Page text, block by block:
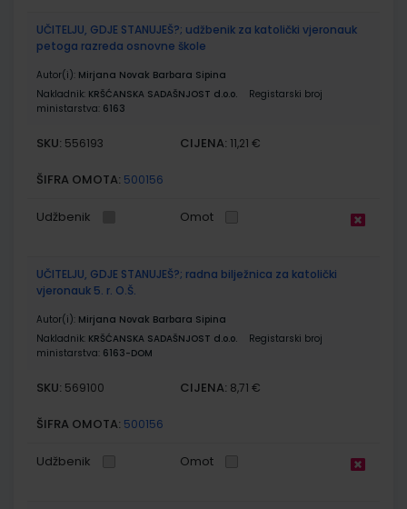
UČITELJU, GDJE STANUJEŠ?; udžbenik za katolički vjeronauk
petoga razreda osnovne škole
Autor(i): Mirjana Novak Barbara Sipina
Nakladnik: KRŠĆANSKA SADAŠNJOST d.o.o.
Registarski broj
ministarstva: 6163
SKU: 556193 CIJENA: 11,21 €
ŠIFRA OMOTA: 500156
Udžbenik Omot
UČITELJU, GDJE STANUJEŠ?; radna bilježnica za katolički
vjeronauk 5. r. O.Š.
Autor(i): Mirjana Novak Barbara Sipina
Nakladnik: KRŠĆANSKA SADAŠNJOST d.o.o.
Registarski broj
ministarstva: 6163-DOM
SKU: 569100 CIJENA: 8,71 €
ŠIFRA OMOTA: 500156
Udžbenik Omot